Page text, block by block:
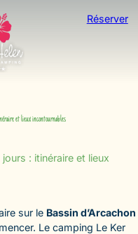
Réserver
et lieux incontournables
: itinéraire et lieux
sur le Bassin d’Arcachon
Le camping Le Ker